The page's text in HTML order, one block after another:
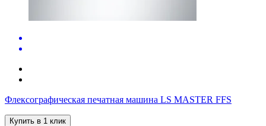
Флексографическая печатная машина LS MASTER FFS
Купить в 1 клик